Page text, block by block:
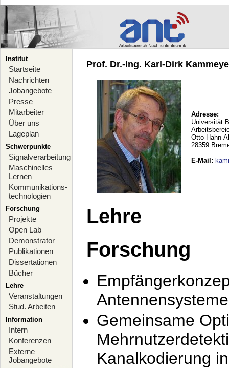
Institut
Startseite
Nachrichten
Jobangebote
Presse
Mitarbeiter
Über uns
Lageplan
Schwerpunkte
Signalverarbeitung
Maschinelles
Lernen
Kommunikations-
technologien
Forschung
Projekte
Open Lab
Demonstrator
Publikationen
Dissertationen
Bücher
Lehre
Veranstaltungen
Stud. Arbeiten
Information
Intern
Konferenzen
Externe
Jobangebote
Prof. Dr.-Ing. Karl-Dirk
Adresse:
Universität
Otto-Hahn-
28359
E-Mail :
Lehre
Forschung
Antennensysteme
Gemeinsame
Kanalkodierung